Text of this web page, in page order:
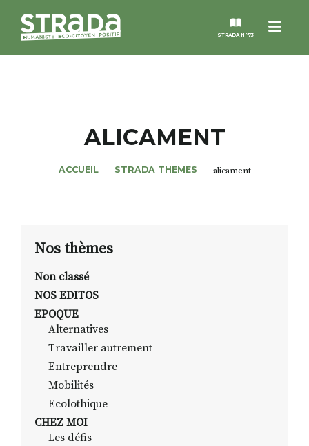
Menu
STRADA N°73
MAGAZINES
NOS THÈMES
ALTER STRADA
ROSÉE DE MAI
RECHERCHER
ALICAMENT
ACCUEIL STRADA THEMES alicament
Nos thèmes
Non classé
NOS EDITOS
EPOQUE
Alternatives
Travailler autrement
Entreprendre
Mobilités
Ecolothique
CHEZ MOI
Les défis